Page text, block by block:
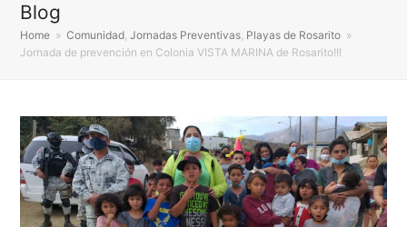
Blog
Home » Comunidad,Jornadas Preventivas, Playas de Rosarito »
Jornada de prevención en Colonia VISTA MARINA de Rosarito!!!